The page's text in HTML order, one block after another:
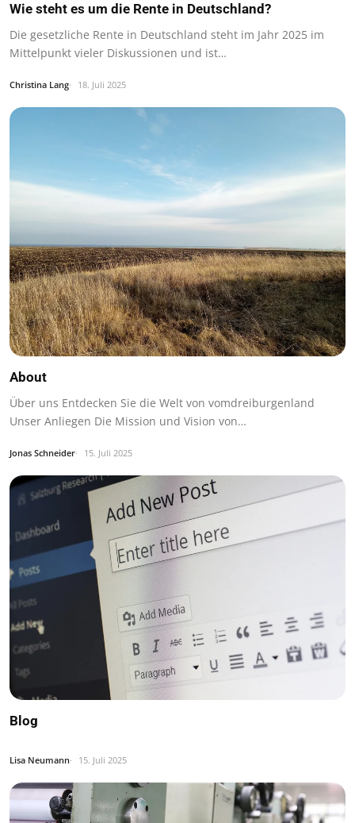
Wie steht es um die Rente in Deutschland?
Die gesetzliche Rente in Deutschland steht im Jahr 2025 im
Mittelpunkt vieler Diskussionen und ist…
Christina Lang 18. Juli 2025
About
Über uns Entdecken Sie die Welt von vomdreiburgenland
Unser Anliegen Die Mission und Vision von…
Jonas Schneider 15. Juli 2025
Blog
Lisa Neumann 15. Juli 2025